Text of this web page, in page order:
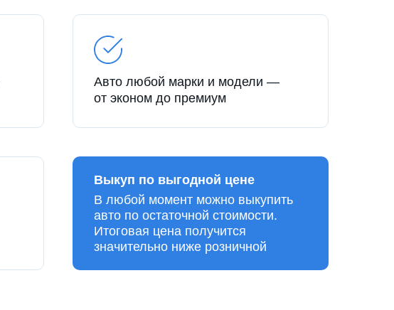
Авто любой марки и модели —
от эконом до премиум
В любой момент можно выкупить
авто по остаточной стоимости.
Итоговая цена получится
значительно ниже розничной
Выкуп по выгодной цене